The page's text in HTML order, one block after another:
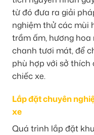
từ đó đưa ra giải
nghiệm thử các mùi
trầm ấm, hương
chanh tươi mát, để
phù hợp với sở
chiếc xe.
Lắp đặt chuyên
xe
Quá trình lắp đặt